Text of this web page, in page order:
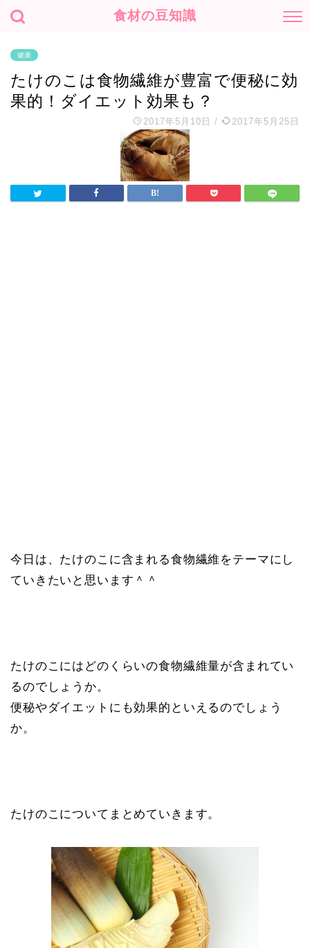
食材の豆知識
健康
たけのこは食物繊維が豊富で便秘に効
果的！ダイエット効果も？
2017年5月10日 / 2017年5月25日
今日は、たけのこに含まれる食物繊維をテーマにし
ていきたいと思います＾＾
たけのこにはどのくらいの食物繊維量が含まれてい
るのでしょうか。
便秘やダイエットにも効果的といえるのでしょう
か。
たけのこについてまとめていきます。